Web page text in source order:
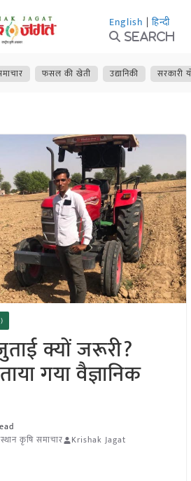
English | हिन्दी
Search
फसल की खेती उद्यानिकी सरकारी
क्यों जरूरी?
गया वैज्ञानिक
कृषि समाचार Krishak Jagat